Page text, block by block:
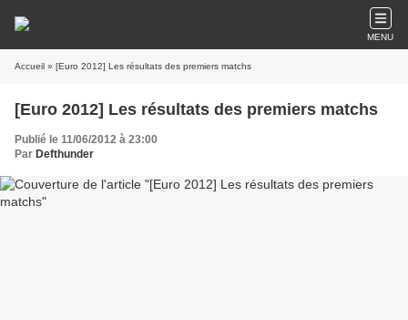
MENU
Accueil » [Euro 2012] Les résultats des premiers matchs
[Euro 2012] Les résultats des premiers matchs
Publié le 11/06/2012 à 23:00
Par Defthunder